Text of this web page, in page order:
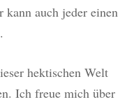
auch jeder einen
hektischen Welt
Ich freue mich über